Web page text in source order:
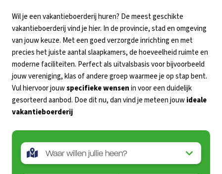
Wil je een vakantieboerderij huren? De meest geschikte
vakantieboerderij vind je hier. In de provincie, stad en omgeving
van jouw keuze. Met een goed verzorgde inrichting en met
precies het juiste aantal slaapkamers, de hoeveelheid ruimte en
moderne faciliteiten. Perfect als uitvalsbasis voor bijvoorbeeld
jouw vereniging, klas of andere groep waarmee je op stap bent.
Vul hiervoor jouwspecifieke wensenin voor een duidelijk
gesorteerd aanbod. Doe dit nu, dan vind je meteen jouwideale
vakantieboerderij